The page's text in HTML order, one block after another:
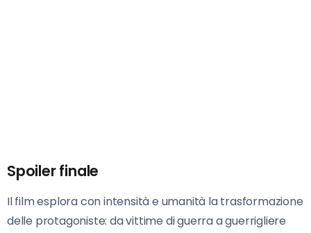
Spoiler finale
Il film esplora con intensità e umanità la trasformazione
delle protagoniste: da vittime di guerra a guerrigliere